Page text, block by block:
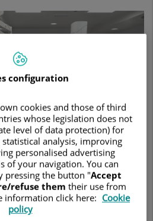
JUAN BRAVO
configuration
cookies and those of third
whose legislation does not
level of data protection) for
analysis, improving
personalised advertising
of your navigation. You can
pressing the button "Accept
refuse them their use from
information click here: Cookie
policy